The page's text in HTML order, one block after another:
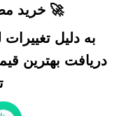
🚀 خرید
به دلیل
دریافت بهترین